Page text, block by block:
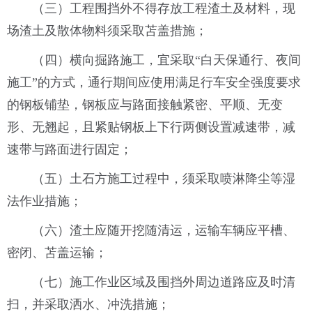
（三）工程围挡外不得存放工程渣土及材料，现
场渣土及散体物料须采取苫盖措施；
（四）横向掘路施工，宜采取“白天保通行、夜间
施工”的方式，通行期间应使用满足行车安全强度要求
的钢板铺垫，钢板应与路面接触紧密、平顺、无变
形、无翘起，且紧贴钢板上下行两侧设置减速带，减
速带与路面进行固定；
（五）土石方施工过程中，须采取喷淋降尘等湿
法作业措施；
（六）渣土应随开挖随清运，运输车辆应平槽、
密闭、苫盖运输；
（七）施工作业区域及围挡外周边道路应及时清
扫，并采取洒水、冲洗措施；